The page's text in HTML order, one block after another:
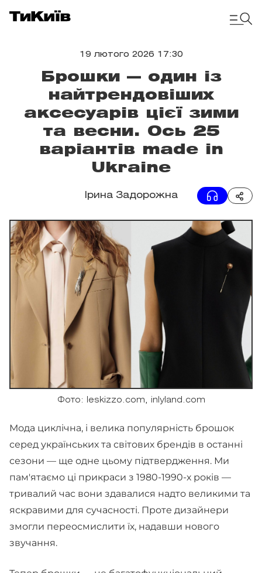
19 лютого 2026 17:30
Брошки — один із
найтрендовіших
аксесуарів цієї зими
та весни. Ось 25
варіантів made in
Ukraine
Ірина Задорожна
Фото: leskizzo.com, inlyland.com
Мода циклічна, і велика популярність брошок
серед українських та світових брендів в останні
сезони — ще одне цьому підтвердження. Ми
пам'ятаємо ці прикраси з 1980-1990-х років —
тривалий час вони здавалися надто великими та
яскравими для сучасності. Проте дизайнери
змогли переосмислити їх, надавши нового
звучання.